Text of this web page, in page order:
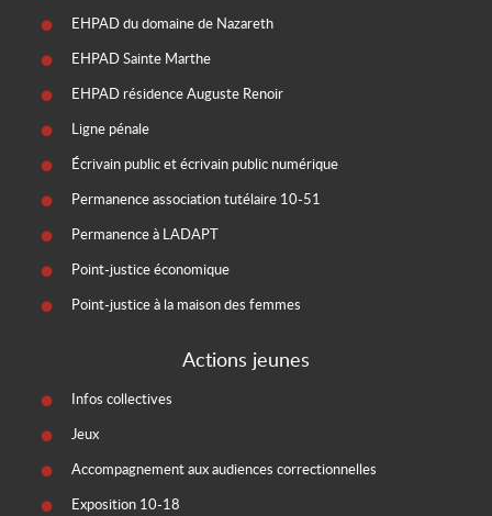
EHPAD du domaine de Nazareth
EHPAD Sainte Marthe
EHPAD résidence Auguste Renoir
Ligne pénale
Écrivain public et écrivain public numérique
Permanence association tutélaire 10-51
Permanence à LADAPT
Point-justice économique
Point-justice à la maison des femmes
Actions jeunes
Infos collectives
Jeux
Accompagnement aux audiences correctionnelles
Exposition 10-18